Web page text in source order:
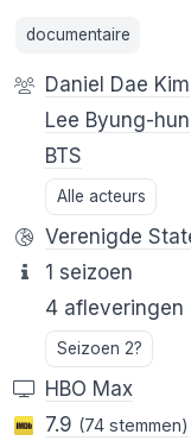
documentaire
Daniel Dae Kim
Lee Byung-hun
BTS
Alle acteurs
Verenigde
1 seizoen
4 afleveringen
Seizoen 2?
HBO Max
7.9 (74 stemmen)